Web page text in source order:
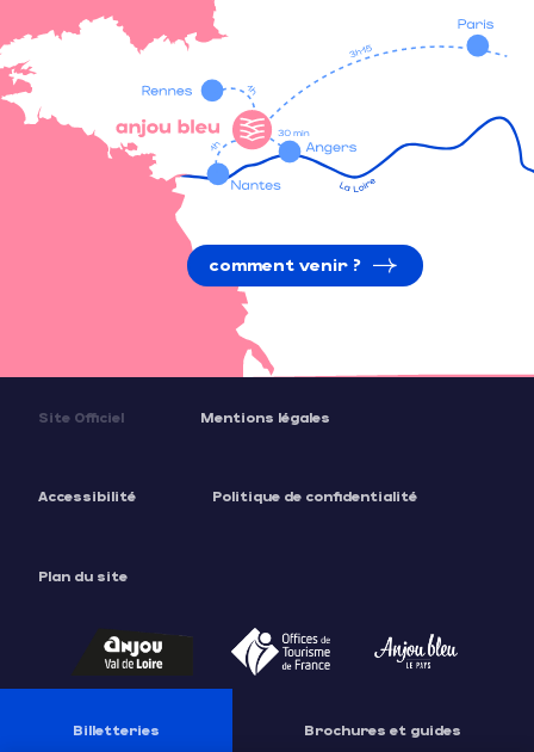
comment venir ?
Site Officiel Mentions légales
Accessibilité Politique de confidentialité
Plan du site
Billetteries Brochures et guides